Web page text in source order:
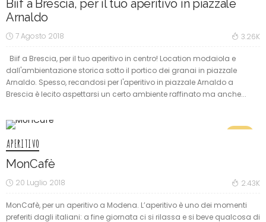
Biif a Brescia, per il tuo aperitivo in piazzale
Arnaldo
7 Agosto 2018 3.26K
Biif a Brescia, per il tuo aperitivo in centro! Location modaiola e
dall'ambientazione storica sotto il portico dei granai in piazzale
Arnaldo. Spesso, recandosi per l'aperitivo in piazzale Arnaldo a
Brescia è lecito aspettarsi un certo ambiente raffinato ma anche...
APERITIVO
MonCafè
20 Luglio 2018 2.43K
MonCafè, per un aperitivo a Modena. L’aperitivo è uno dei momenti
preferiti dagli italiani: a fine giornata ci si rilassa e si beve qualcosa di